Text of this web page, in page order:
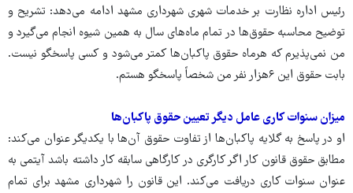
رئیس اداره نظارت بر خدمات شهری شهرداری مشهد ادامه می‌دهد: تشریح و
توضیح محاسبه حقوق‌ها در تمام ماه‌های سال به همین شیوه انجام می‌گیرد و
من نمی‌پذیرم که هرماه حقوق پاکبان‌ها کمتر می‌شود و کسی پاسخگو نیست.
بابت حقوق این ۶هزار نفر من شخصاً پاسخگو هستم.
میزان سنوات کاری عامل دیگر تعیین حقوق پاکبان‌ها
او در پاسخ به گلایه پاکبان‌ها از تفاوت حقوق آن‌ها با یکدیگر عنوان می‌کند:
مطابق حقوق قانون کار اگر کارگری در کارگاهی سابقه کار داشته باشد آیتمی به
عنوان سنوات کاری دریافت می‌کند. این قانون را شهرداری مشهد برای تمام